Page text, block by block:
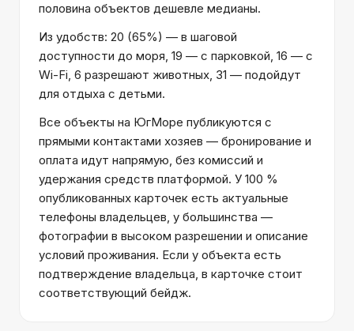
половина объектов дешевле медианы.
Из удобств: 20 (65%) — в шаговой
доступности до моря, 19 — с парковкой, 16 — с
Wi-Fi, 6 разрешают животных, 31 — подойдут
для отдыха с детьми.
Все объекты на ЮгМоре публикуются с
прямыми контактами хозяев — бронирование и
оплата идут напрямую, без комиссий и
удержания средств платформой. У 100 %
опубликованных карточек есть актуальные
телефоны владельцев, у большинства —
фотографии в высоком разрешении и описание
условий проживания. Если у объекта есть
подтверждение владельца, в карточке стоит
соответствующий бейдж.